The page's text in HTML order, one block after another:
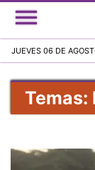
JUEVES 06 DE
Temas: